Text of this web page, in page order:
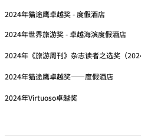
2024年猫途鹰卓越奖 - 度假酒店
2024年世界旅游奖 - 卓越海滨度假酒店
2024年《旅游周刊》杂志读者之选奖（
2024年猫途鹰卓越奖——度假酒店
2024年Virtuoso卓越奖